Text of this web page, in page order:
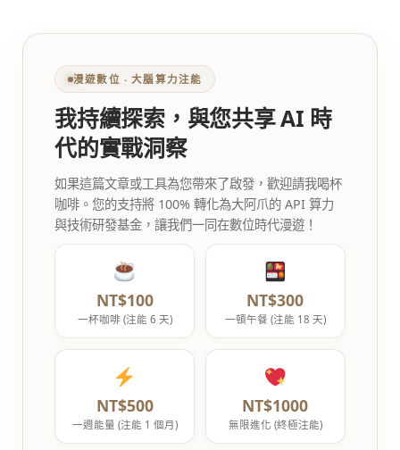
漫遊數位 ‧ 大腦算力注能
我持續探索，與您共享 AI 時
代的實戰洞察
如果這篇文章或工具為您帶來了啟發，歡迎請我喝杯
咖啡。您的支持將 100% 轉化為大阿爪的 API 算力
與技術研發基金，讓我們一同在數位時代漫遊！
NT$100
一杯咖啡 (注能 6 天)
NT$300
一頓午餐 (注能 18 天)
NT$500
一週能量 (注能 1 個月)
NT$1000
無限進化 (終極注能)